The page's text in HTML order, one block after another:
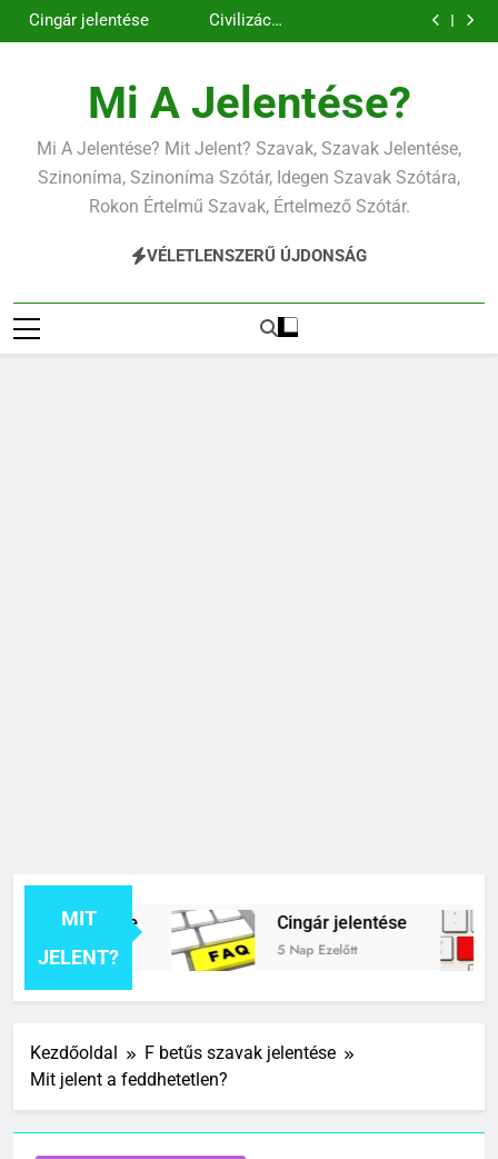
Ugrás
a
jelentése
jelentése
Cingár jelentése
Civilizáció
jelentése
Contemporary
Mi A Jelentése?
Mi A Jelentése? Mit Jelent? Szavak, Szavak Jelentése,
Szinoníma, Szinoníma Szótár, Idegen Szavak Szótára,
Rokon Értelmű Szavak, Értelmező Szótár.
VÉLETLENSZERŰ ÚJDONSÁG
MIT
JELENT?
jelentése Cingár jelentése
5 Nap Ezelőtt
Kezdőoldal
F betűs szavak jelentése
Mit jelent a feddhetetlen?